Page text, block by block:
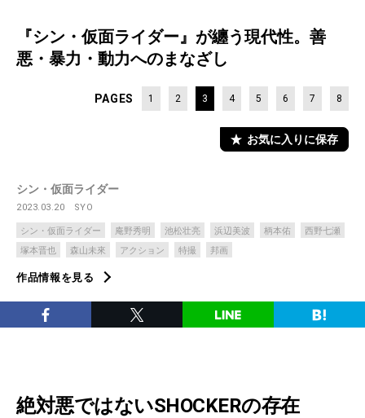
『シン・仮面ライダー』が纏う現代性。善
悪・暴力・動力へのまなざし
PAGES 1 2 3 4 5 6 7 8
お気に入りに保存
シン・仮面ライダー
2023.03.20 SYO
シン・仮面ライダー 庵野秀明 池松壮亮 浜辺美波 柄本佑
西野七瀬
塚本晋也
森山未來 アクション 特撮 邦画
作品情報を見る
絶対悪ではないSHOCKERの存在